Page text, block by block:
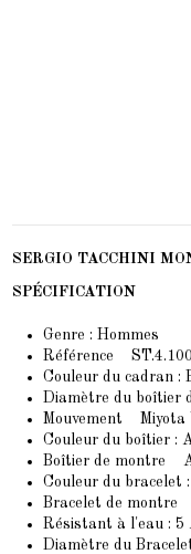
SERGIO TACCHINI
SPÉCIFICATION
Genre : Hommes
Référence
Couleur du cadran :
Diamètre du boîtier
Mouvement Miyota
Couleur du boîtier :
Boîtier de montre
Couleur du bracelet
Bracelet de
Résistant à l'eau : 5
Diamètre du